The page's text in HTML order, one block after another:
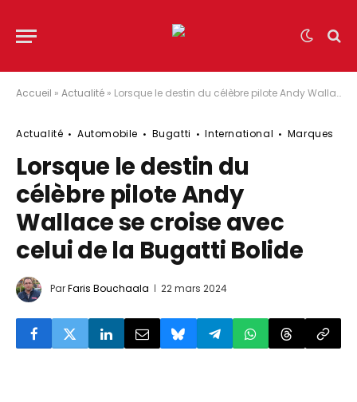
Accueil » Actualité » Lorsque le destin du célèbre pilote Andy Wallace se croise avec celui de la Bugatti Bolide
Actualité Automobile Bugatti International Marques
Lorsque le destin du
célèbre pilote Andy
Wallace se croise avec
celui de la Bugatti Bolide
ParFaris Bouchaala 22 mars 2024